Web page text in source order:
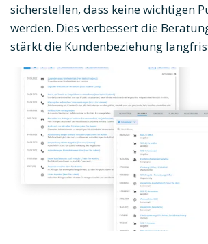
sicherstellen, dass keine wichtigen
werden. Dies verbessert die
stärkt die Kundenbeziehung